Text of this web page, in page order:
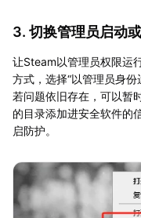
3. 切换管理员启动
让Steam以管理员权限运
方式，选择“以管理员身
若问题依旧存在，可以暂
的目录添加进安全软件的
启防护。